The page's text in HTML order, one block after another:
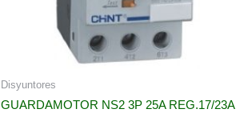
Disyuntores
GUARDAMOTOR NS2 3P 25A REG.17/23A